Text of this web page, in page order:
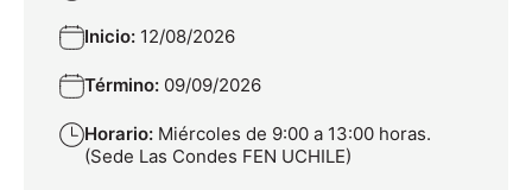
Inicio: 12/08/2026
Término: 09/09/2026
Horario: Miércoles de 9:00 a 13:00 horas.
(Sede Las Condes FEN UCHILE)